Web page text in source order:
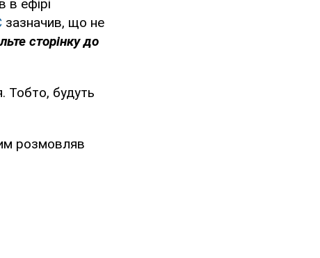
в ефірі
зазначив, що не
сторінку до
Тобто, будуть
розмовляв